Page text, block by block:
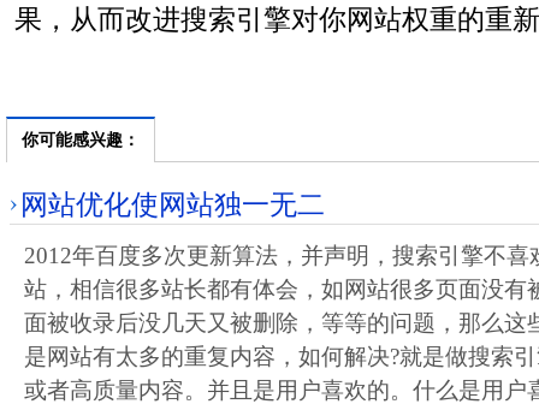
果，从而改进搜索引擎对你网站权重的重
你可能感兴趣：
网站优化使网站独一无二
2012年百度多次更新算法，并声明，搜索引擎不
站，相信很多站长都有体会，如网站很多页面没有
面被收录后没几天又被删除，等等的问题，那么这
是网站有太多的重复内容，如何解决?就是做搜索
或者高质量内容。并且是用户喜欢的。什么是用户